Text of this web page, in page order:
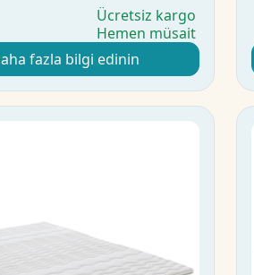
Ücretsiz kargo
Hemen müsait
fazla bilgi edinin